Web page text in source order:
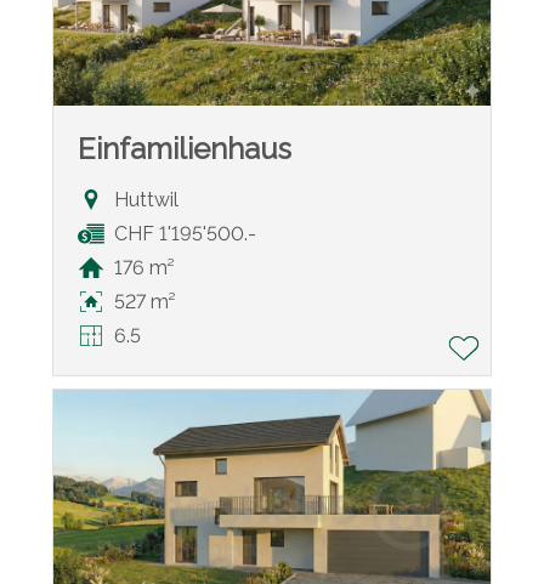
Einfamilienhaus
Huttwil
CHF 1'195'500.-
176 m²
527 m²
6.5